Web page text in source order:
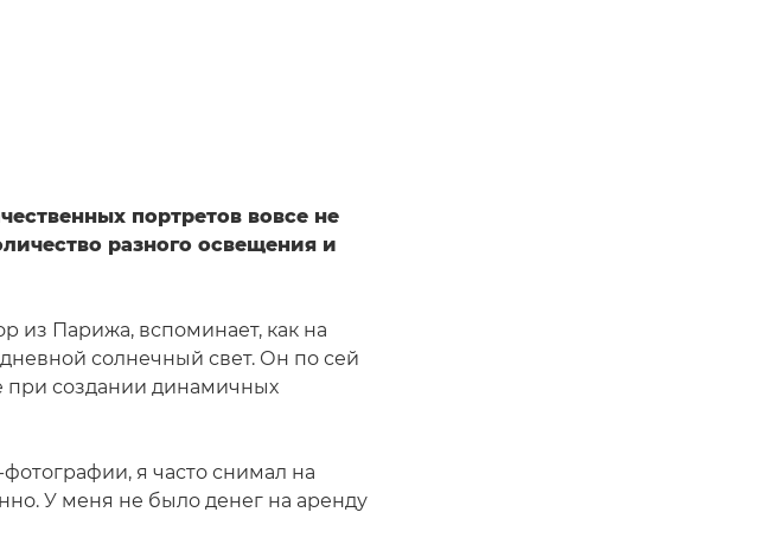
портретов вовсе не
разного освещения и
из Парижа, вспоминает, как на
солнечный свет. Он по сей
при создании динамичных
я часто снимал на
У меня не было денег на аренду